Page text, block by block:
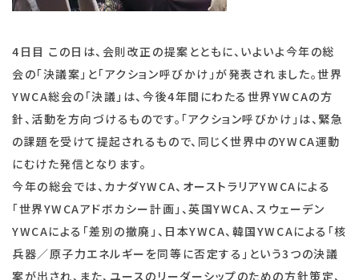
4日目 この日は、会則改正の提案とともに、いよいよ今年の総
会の「決議案」と「アクション呼びかけ」が発表されました。世界
YWCA総会の「決議」は、今後4年間にわたる世界YWCAの方
針、活動を方向づけるものです。「アクション呼びかけ」は、緊急
の課題を受けて提起されるもので、同じく世界中のYWCA運動
にむけた発信となります。
今年の総会では、カナダYWCA、オーストラリアYWCAによる
「世界YWCAアドボカシー計画」、英国YWCA、スウェーデン
YWCAによる「差別の撤廃」、日本YWCA、韓国YWCAによる「核
兵器／原子力エネルギーを同等に否定する」という3つの決議
案が出され、また、ユースのリーダーシップのための方針策定、